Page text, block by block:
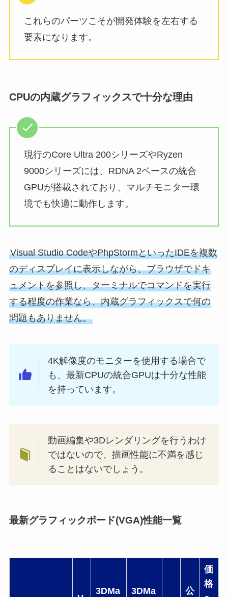
これらのパーツこそが開発体験を左右する
要素になります。
CPUの内蔵グラフィックスで十分な理由
現行のCore Ultra 200シリーズやRyzen
9000シリーズには、RDNA 2ベースの統合
GPUが搭載されており、マルチモニター環
境でも快適に動作します。
Visual Studio CodeやPhpStormといったIDEを複数
のディスプレイに表示しながら、ブラウザでドキ
ュメントを参照し、ターミナルでコマンドを実行
する程度の作業なら、内蔵グラフィックスで何の
問題もありません。
4K解像度のモニターを使用する場合で
も、最新CPUの統合GPUは十分な性能
を持っています。
動画編集や3Dレンダリングを行うわけ
ではないので、描画性能に不満を感じ
ることはないでしょう。
最新グラフィックボード(VGA)性能一覧
3DMa 3DMa 公
価
格